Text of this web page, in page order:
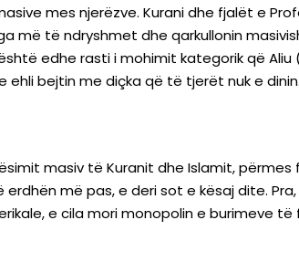
mes njerëzve. Kurani dhe fjalët e
më të ndryshmet dhe qarkullonin
edhe rasti i mohimit kategorik që Aliu
ehli bejtin me diçka që të tjerët nuk e
masiv të Kuranit dhe Islamit,
më pas, e deri sot e kësaj dite.
e cila mori monopolin e burimeve